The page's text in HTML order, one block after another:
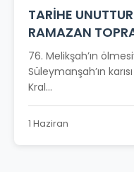
TARİHE
RAMAZAN
76. Melikşah’ın
Süleymanşah’ın
Kral...
1 Haziran